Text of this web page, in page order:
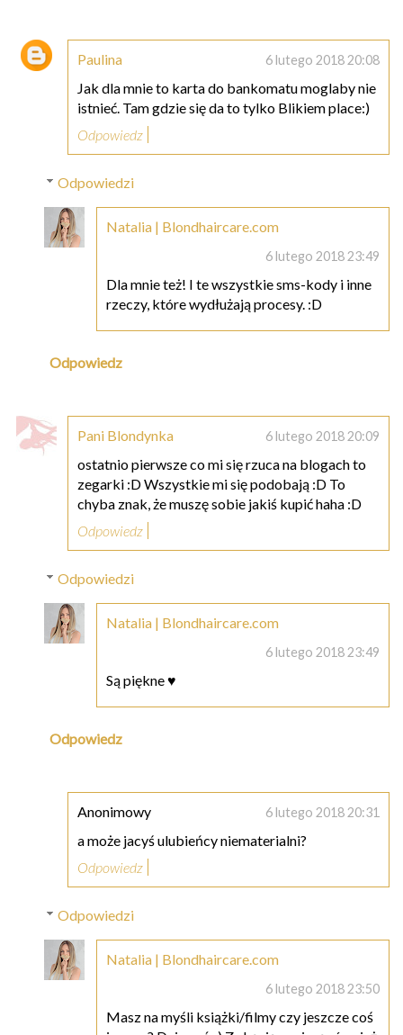
Paulina 6 lutego 2018 20:08
Jak dla mnie to karta do bankomatu moglaby nie
istnieć. Tam gdzie się da to tylko Blikiem place:)
Odpowiedz
Odpowiedzi
Natalia | Blondhaircare.com
6 lutego 2018 23:49
Dla mnie też! I te wszystkie sms-kody i inne
rzeczy, które wydłużają procesy. :D
Odpowiedz
Pani Blondynka 6 lutego 2018 20:09
ostatnio pierwsze co mi się rzuca na blogach to
zegarki :D Wszystkie mi się podobają :D To
chyba znak, że muszę sobie jakiś kupić haha :D
Odpowiedz
Odpowiedzi
Natalia | Blondhaircare.com
6 lutego 2018 23:49
Są piękne ♥
Odpowiedz
Anonimowy 6 lutego 2018 20:31
a może jacyś ulubieńcy niematerialni?
Odpowiedz
Odpowiedzi
Natalia | Blondhaircare.com
6 lutego 2018 23:50
Masz na myśli książki/filmy czy jeszcze coś